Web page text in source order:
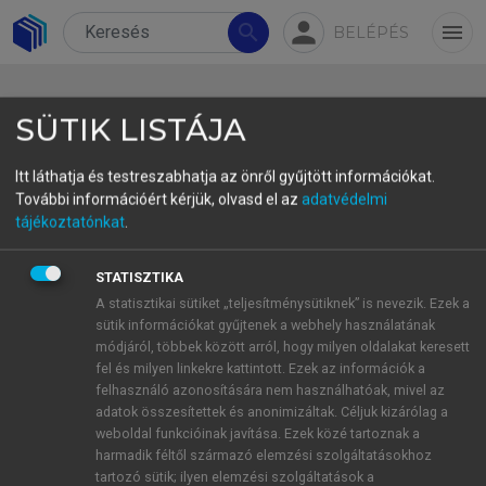
search person BELÉPÉS menu
4. A befektetésösztönzés
rendszerének változása
Miután felismerték a külföldi közvetlentőke-
befektetések gazdaságra és versenyképességre
gyakorolt potenciális pozitív hatását, a kormányok
az elmúlt években – a válságévek kivételével –
jelentősen csökkentették az ezek előtt álló
akadályokat, javították az általános befektetési
környezetet, és különböző ösztönzőket vezettek be
SÜTIK LISTÁJA
Itt láthatja és testreszabhatja az önről gyűjtött információkat.
További információért kérjük, olvasd el az adatvédelmi
tájékoztatónkat.
STATISZTIKA
A statisztikai sütiket „teljesítménysütiknek” is nevezik. Ezek a
sütik információkat gyűjtenek a webhely használatának
módjáról, többek között arról, hogy milyen oldalakat keresett
fel és milyen linkekre kattintott. Ezek az információk a
felhasználó azonosítására nem használhatóak, mivel az
adatok összesítettek és anonimizáltak. Céljuk kizárólag a
weboldal funkcióinak javítása. Ezek közé tartoznak a
harmadik féltől származó elemzési szolgáltatásokhoz
tartozó sütik; ilyen elemzési szolgáltatások a